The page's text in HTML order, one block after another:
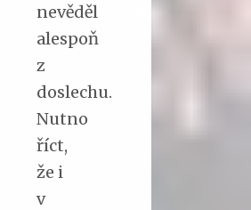
nevěděl
alespoň
z
doslechu.
Nutno
říct,
že i
v